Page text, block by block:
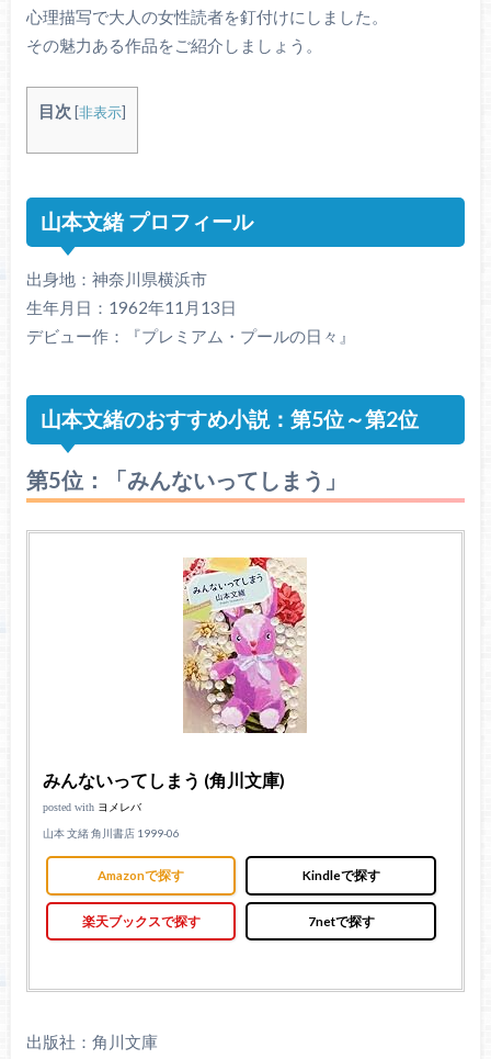
心理描写で大人の女性読者を釘付けにしました。
その魅力ある作品をご紹介しましょう。
目次 [非表示]
山本文緒 プロフィール
出身地：神奈川県横浜市
生年月日：1962年11月13日
デビュー作：『プレミアム・プールの日々』
山本文緒のおすすめ小説：第5位～第2位
第5位：「みんないってしまう」
みんないってしまう (角川文庫)
posted with ヨメレバ
山本 文緒 角川書店 1999-06
Amazonで探す Kindleで探す
楽天ブックスで探す 7netで探す
出版社：角川文庫